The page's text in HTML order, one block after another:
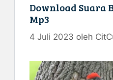
Download Suara
Mp3
4 Juli 2023 oleh